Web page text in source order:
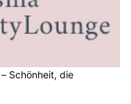
Schönheit, die